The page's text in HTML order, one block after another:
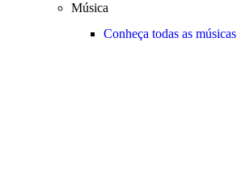
Música
Conheça todas as músicas